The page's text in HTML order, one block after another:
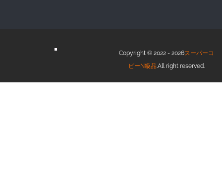
Copyright © 2022 - 2026スーパーコ
ピーN級品.All right reserved.